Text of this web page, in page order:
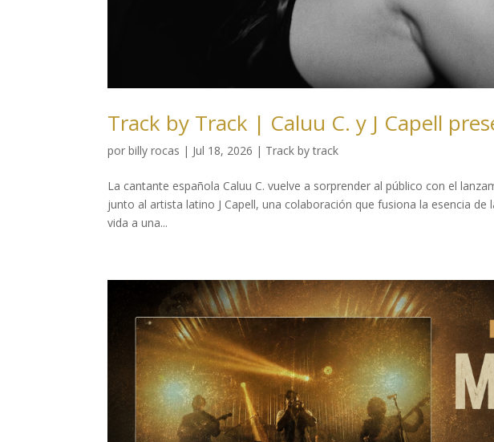
Track by Track | Caluu C. y J Capell
porbilly rocas | Jul 18, 2026 | Track by track
La cantante española Caluu C. vuelve a sorprender al público con el
junto al artista latino J Capell, una colaboración que fusiona la esencia
vida a una...